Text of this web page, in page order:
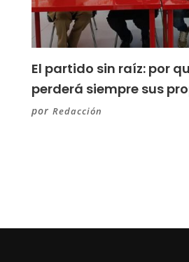
El partido sin raíz: por
perderá siempre sus
por Redacción